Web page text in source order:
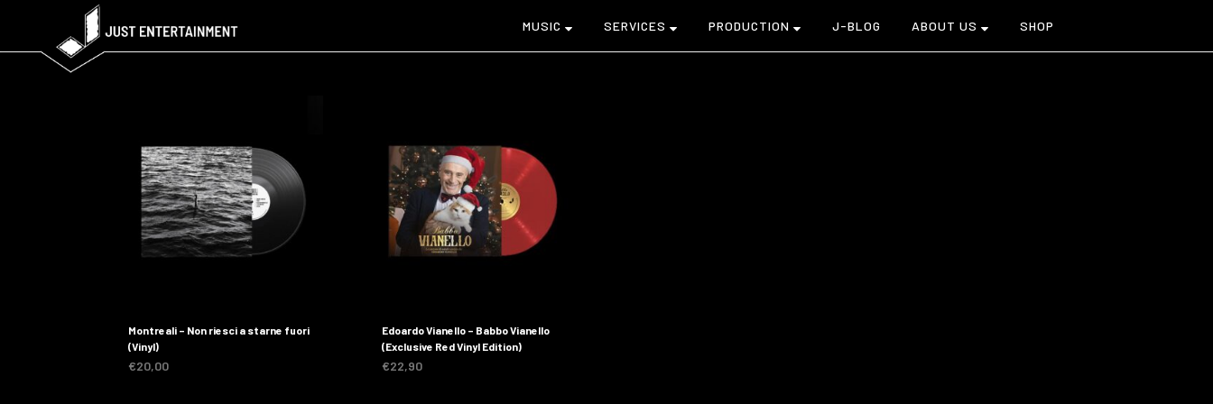
MUSIC SERVICES PRODUCTION J-BLOG ABOUT US SHOP
Montreali – Non riesci a starne fuori
(Vinyl)
€20,00
Edoardo Vianello – Babbo Vianello
(Exclusive Red Vinyl Edition)
€22,90